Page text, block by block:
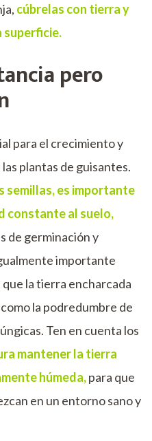
cúbrelas con tierra y
superficie.
pero
para el crecimiento y
plantas de guisantes.
semillas, es importante
constante al suelo,
de germinación y
importante
que la tierra encharcada
la podredumbre de
Ten en cuenta los
mantener la tierra
húmeda,para que
en un entorno sano y